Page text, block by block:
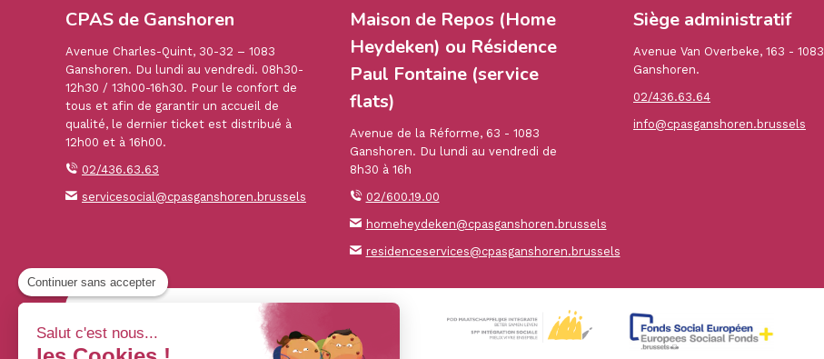
CPAS de Ganshoren
Avenue Charles-Quint, 30-32 – 1083
Ganshoren. Du lundi au vendredi. 08h30-
12h30 / 13h00-16h30. Pour le confort de
tous et afin de garantir un accueil de
qualité, le dernier ticket est distribué à
12h00 et à 16h00.
02/436.63.63
servicesocial@cpasganshoren.brussels
Maison de Repos (Home
Heydeken) ou Résidence
Paul Fontaine (service
flats)
Avenue de la Réforme, 63 - 1083
Ganshoren. Du lundi au vendredi de
8h30 à 16h
02/600.19.00
homeheydeken@cpasganshoren.brussels
residenceservices@cpasganshoren.brussels
Siège administratif
Avenue Van Overbeke, 163 - 1083
Ganshoren.
02/436.63.64
info@cpasganshoren.brussels
Continuer sans accepter
Salut c'est nous...